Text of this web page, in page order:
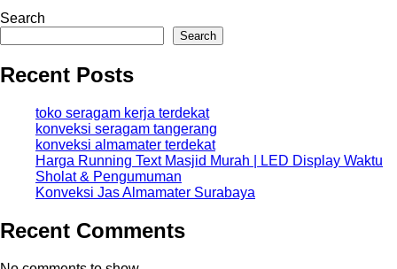
Search
Search
Recent Posts
toko seragam kerja terdekat
konveksi seragam tangerang
konveksi almamater terdekat
Harga Running Text Masjid Murah | LED Display Waktu
Sholat & Pengumuman
Konveksi Jas Almamater Surabaya
Recent Comments